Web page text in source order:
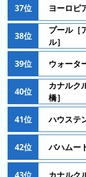
グ
去
年
の
ラ
ン
キ
ン
待今
日
37位 ヨーロピ
38位
プール［
ル］
39位 ウォータ
40位
カナルク
橋］
41位 ハウステ
42位 バハムー